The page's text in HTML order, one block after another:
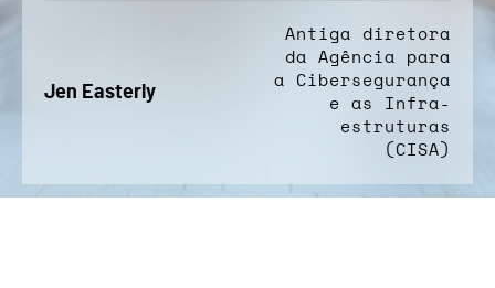
Jen Easterly
Antiga diretora
da Agência para
a Cibersegurança
e as Infra-
estruturas
(CISA)